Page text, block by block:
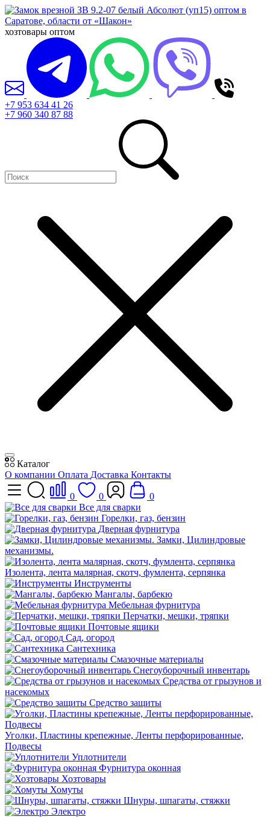
хозтовары оптом
+7 953 634 41 26
+7 960 340 87 88
Каталог
О компании Оплата Доставка Контакты
0 0
0
Все для сварки
Горелки, газ, бензин
Дверная фурнитура
Замки, Цилиндровые
механизмы.
Изолента, лента малярная, скотч, фумлента, серпянка
Инструменты
Мангалы, барбекю
Мебельная фурнитура
Перчатки, мешки, тряпки
Почтовые ящики
Сад, огород
Сантехника
Смазочные материалы
Снегоуборочный инвентарь
Средства от грызунов и
насекомых
Средство защиты
Уголки, Пластины крепежные, Ленты перфорированные,
Подвесы
Уплотнители
Фурнитура оконная
Хозтовары
Хомуты
Шнуры, шпагаты, стяжки
Электро